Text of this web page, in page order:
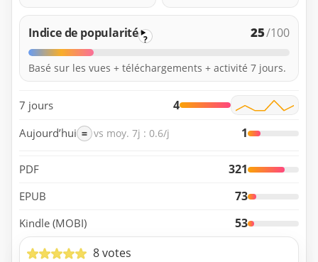
Indice de popularité ? 25/100
Basé sur les vues + téléchargements + activité 7 jours.
7 jours 4
Aujourd’hui = vs moy. 7j : 0.6/j 1
PDF 321
EPUB 73
Kindle (MOBI)
53
8 votes